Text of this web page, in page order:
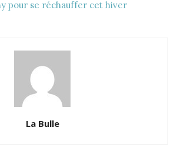
pour se réchauffer cet hiver
La Bulle